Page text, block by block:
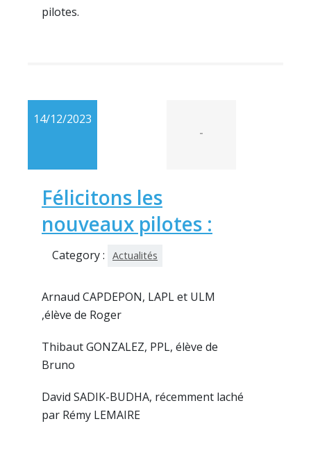
pilotes.
14/12/2023
-
Félicitons les
nouveaux pilotes :
Category : Actualités
Arnaud CAPDEPON, LAPL et ULM
,élève de Roger
Thibaut GONZALEZ, PPL, élève de
Bruno
David SADIK-BUDHA, récemment laché
par Rémy LEMAIRE